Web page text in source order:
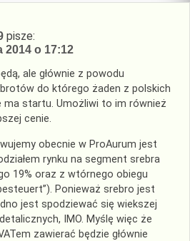
pisze:
2014 o 17:12
ale głównie z powodu
do którego żaden z polskich
ma startu. Umożliwi to im również
cenie.
obecnie w ProAurum jest
rynku na segment srebra
19% oraz z wtórnego obiegu
Ponieważ srebro jest
jest spodziewać się wiekszej
IMO. Myślę więc że
zawierać będzie głównie